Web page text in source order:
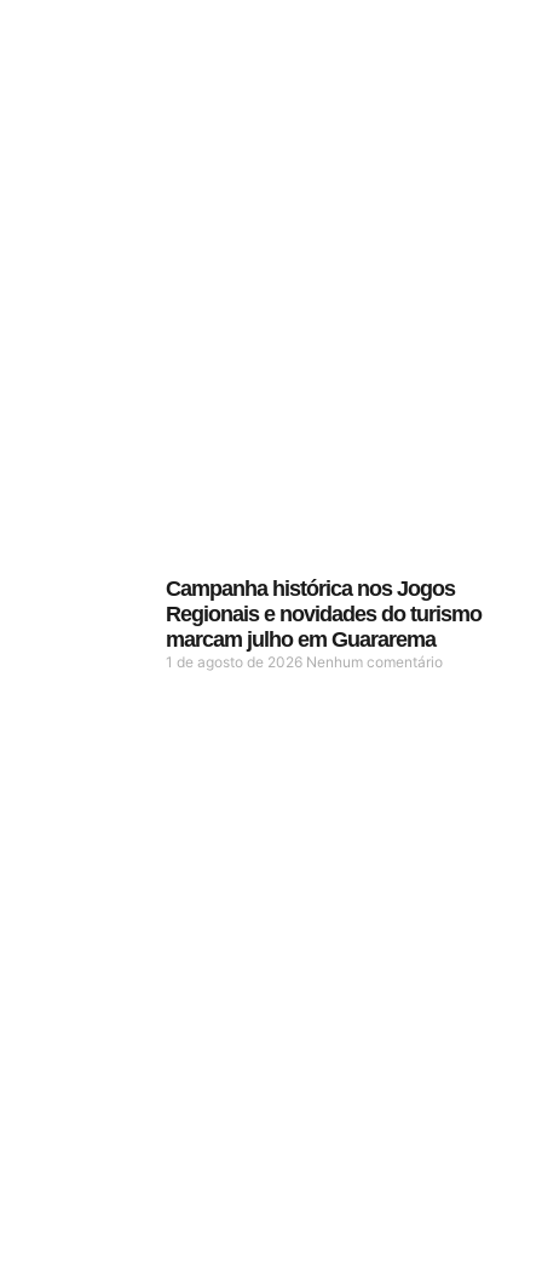
Campanha histórica nos Jogos
Regionais e novidades do turismo
marcam julho em Guararema
1 de agosto de 2026 Nenhum comentário